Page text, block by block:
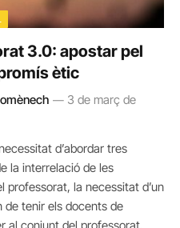
3.0: apostar pel
ètic
3 de març de
d’abordar tres
la interrelació de les
professorat, la necessitat d’un
de tenir els docents de
al conjunt del professorat.